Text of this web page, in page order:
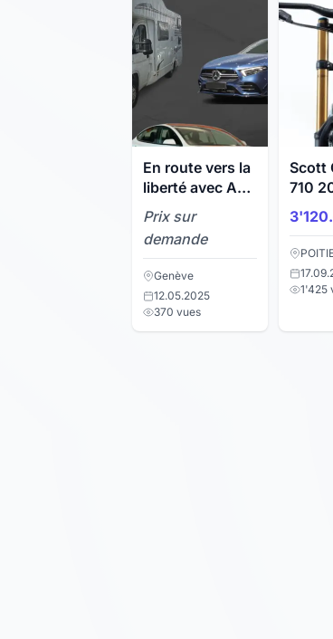
En route vers la
liberté avec AR
RENT
Prix sur
demande
Genève
12.05.2025
370 vues
Scott
710
1'425